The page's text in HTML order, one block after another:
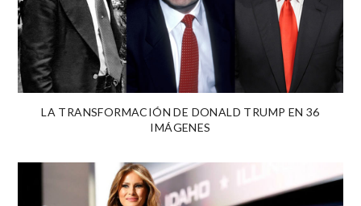
LA TRANSFORMACIÓN DE DONALD TRUMP EN 36
IMÁGENES